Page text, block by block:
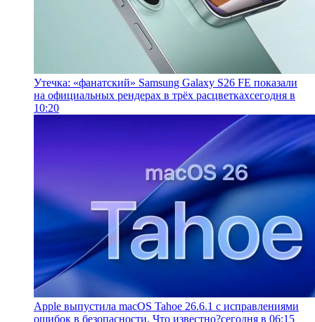
Утечка: «фанатский» Samsung Galaxy S26 FE показали
на официальных рендерах в трёх расцветкахсегодня в
10:20
Apple выпустила macOS Tahoe 26.6.1 с исправлениями
ошибок в безопасности. Что известно?сегодня в 06:15